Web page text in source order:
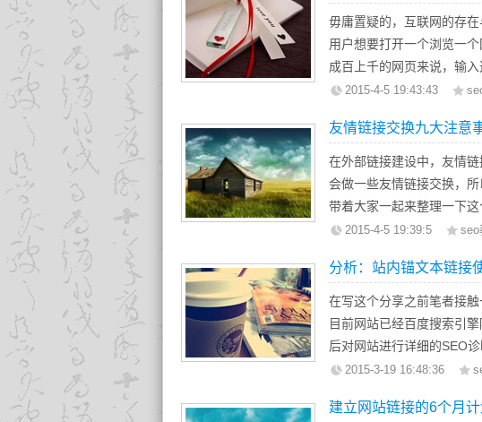
以这样的做法是更应该摒
白自己网站的以下情况：
做GOOGLE优化的就要明
些查询网上很多。我一般
的。拿我们的网站来测，
毋庸置疑的，互联网的存
用户想要打开一个浏览一
成百上千的网页来说，输
链接的重要性是其他互联
已经渗入到各种营销方式
多数EDM用户都会在邮件
限，一个短短的URL则有
代任何营销方式都不是孤
链接的作用就是桥接。
2015-4-5 19:43:43
友情链接交换九大注意
在外部链接建设中，友情
会做一些友情链接交换，
带着大家一起来整理一下这
友情链接交换的优点：
2、得到的链接能够长期存
3、得到的链接一般权重比
4、搜索引擎允许的链接方
友情链接交换的缺点：
1、友情链接交换是一种强
2015-4-5 19:39:5 seo
分析：站内锚文本链接
在写这个分享之前笔者接
目前网站已经百度搜索引
后对网站进行详细的SEO
链接并且链接的内容不相
注意一：锚文本链接内容与
2015-3-19 16:48:36
建立网站链接的6个月